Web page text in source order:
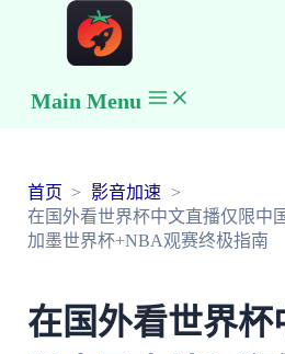
Main Menu
首页
影音加速
在国外看世界杯中文直播仅限中
加墨世界杯+NBA观赛终极指南
在国外看世界杯